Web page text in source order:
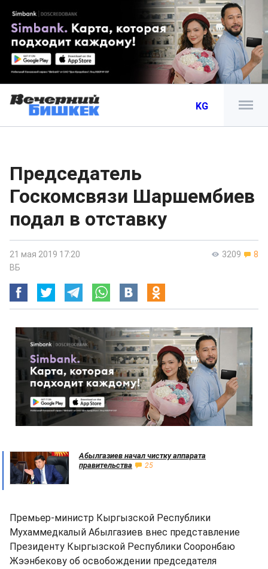
KG
Председатель
Госкомсвязи Шаршембиев
подал в отставку
3209 8
21 мая 2019 17:20
ВБ
Абылгазиев начал чистку аппарата
правительства
25
Премьер-министр Кыргызской Республики
Мухаммедкалый Абылгазиев внес представление
Президенту Кыргызской Республики Сооронбаю
Жээнбекову об освобождении председателя